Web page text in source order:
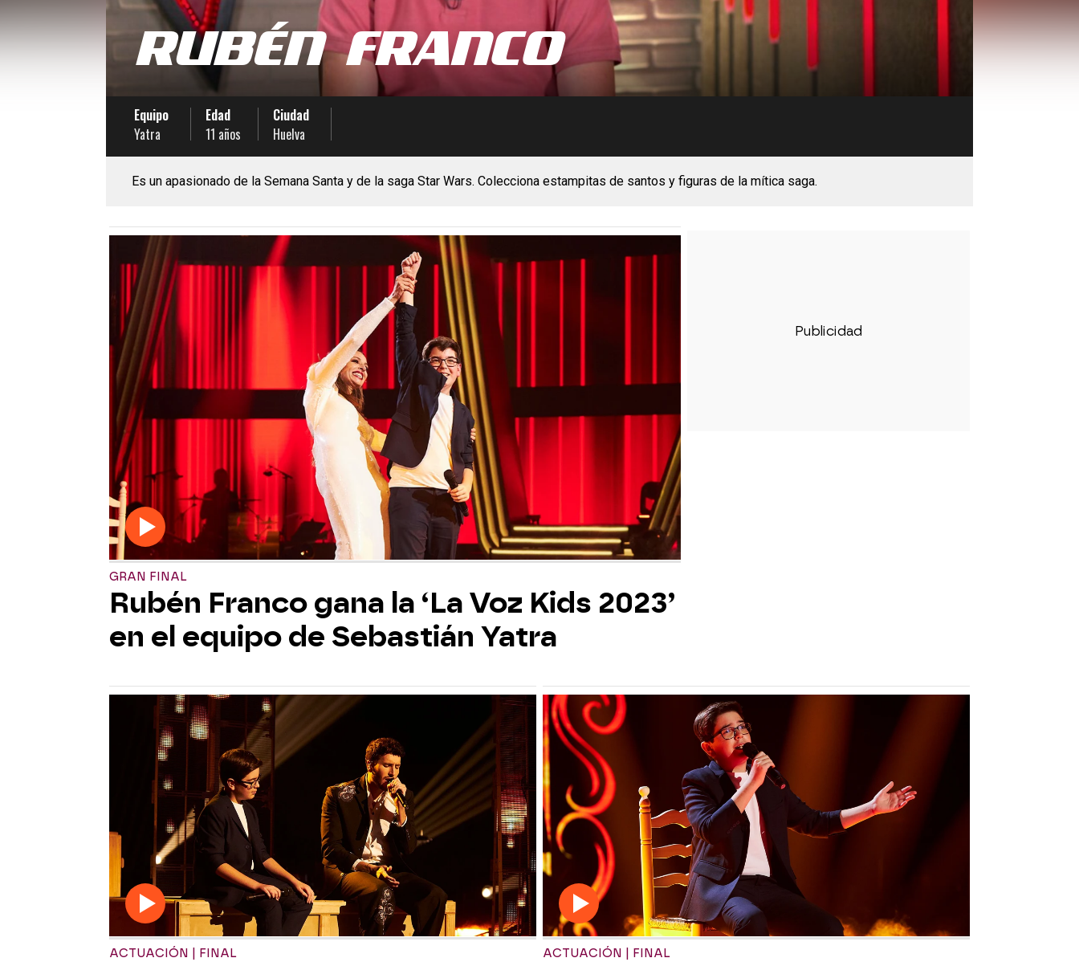
RUBÉN FRANCO
Equipo
Yatra
Edad
11 años
Ciudad
Huelva
Es un apasionado de la Semana Santa y de la saga Star Wars. Colecciona estampitas de santos y figuras de la mítica saga.
GRAN FINAL
Rubén Franco gana la ‘La Voz Kids 2023’
en el equipo de Sebastián Yatra
ACTUACIÓN | FINAL ACTUACIÓN | FINAL